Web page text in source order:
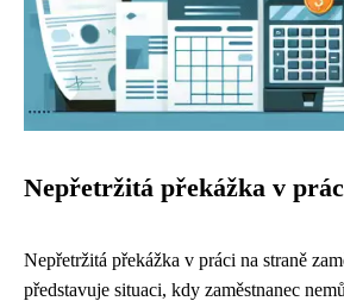
Nepřetržitá překážka v
Nepřetržitá překážka v práci na straně
představuje situaci, kdy zaměstnanec